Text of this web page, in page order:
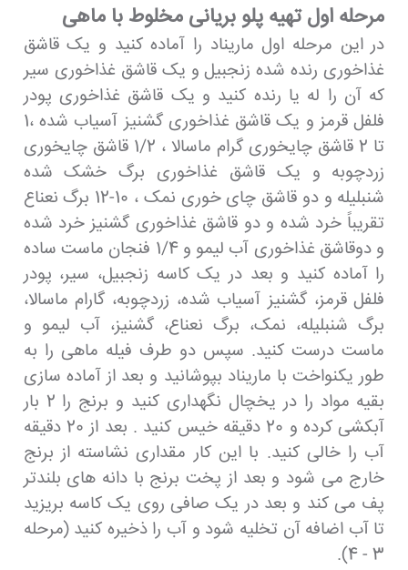
مرحله اول تهیه پلو بریانی مخلوط با ماهی
در این مرحله اول ماریناد را آماده کنید و یک قاشق
غذاخوری رنده شده زنجبیل و یک قاشق غذاخوری سیر
که آن را له یا رنده کنید و یک قاشق غذاخوری پودر
فلفل قرمز و یک قاشق غذاخوری گشنیز آسیاب شده ،1
تا 2 قاشق چایخوری گرام ماسالا ، 1/2 قاشق چایخوری
زردچوبه و یک قاشق غذاخوری برگ خشک شده
شنبلیله و دو قاشق چای خوری نمک ، 10-12 برگ نعناع
تقریباً خرد شده و دو قاشق غذاخوری گشنیز خرد شده
و دوقاشق غذاخوری آب لیمو و 1/4 فنجان ماست ساده
را آماده کنید و بعد در یک کاسه زنجبیل، سیر، پودر
فلفل قرمز، گشنیز آسیاب شده، زردچوبه، گارام ماسالا،
برگ شنبلیله، نمک، برگ نعناع، ​​گشنیز، آب لیمو و
ماست درست کنید. سپس دو طرف فیله ماهی را به
طور یکنواخت با ماریناد بپوشانید و بعد از آماده سازی
بقیه مواد را در یخچال نگهداری کنید و برنج را 2 بار
آبکشی کرده و 20 دقیقه خیس کنید . بعد از 20 دقیقه
آب را خالی کنید. با این کار مقداری نشاسته از برنج
خارج می شود و بعد از پخت برنج با دانه های بلندتر
پف می کند و بعد در یک صافی روی یک کاسه بریزید
تا آب اضافه آن تخلیه شود و آب را ذخیره کنید (مرحله
3 - 4).